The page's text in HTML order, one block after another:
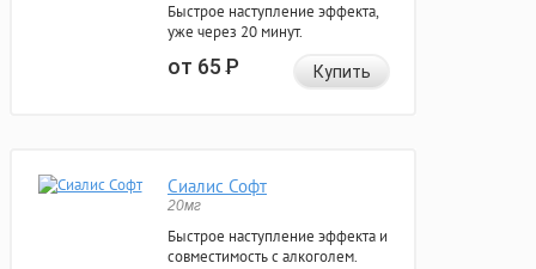
Быстрое наступление эффекта,
уже через 20 минут.
от 65Р Купить
Сиалис Софт
20мг
Быстрое наступление эффекта и
совместимость с алкоголем.